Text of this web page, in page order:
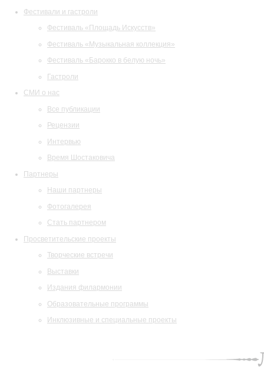
Фестивали и гастроли
Фестиваль «Площадь Искусств»
Фестиваль «Музыкальная коллекция»
Фестиваль «Барокко в белую ночь»
Гастроли
СМИ о нас
Все публикации
Рецензии
Интервью
Время Шостаковича
Партнеры
Наши партнеры
Фотогалерея
Стать партнером
Просветительские проекты
Творческие встречи
Выставки
Издания филармонии
Образовательные программы
Инклюзивные и специальные проекты